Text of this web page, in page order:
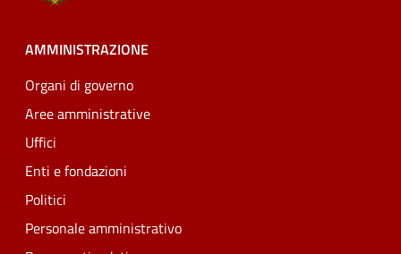
AMMINISTRAZIONE
Organi di governo
Aree amministrative
Uffici
Enti e fondazioni
Politici
Personale amministrativo